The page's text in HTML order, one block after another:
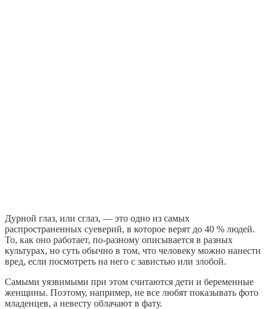
Дурной глаз, или сглаз, — это одно из самых
распространенных суеверий, в которое верят до 40 % людей.
То, как оно работает, по-разному описывается в разных
культурах, но суть обычно в том, что человеку можно нанести
вред, если посмотреть на него с завистью или злобой.
Самыми уязвимыми при этом считаются дети и беременные
женщины. Поэтому, например, не все любят показывать фото
младенцев, а невесту облачают в фату.